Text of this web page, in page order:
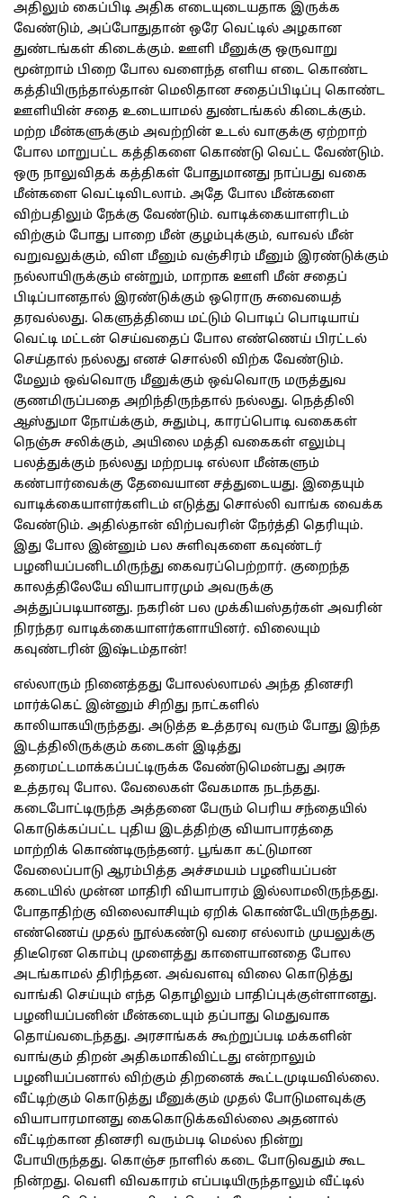
அதிலும் கைப்பிடி அதிக எடையுடையதாக இருக்க
வேண்டும், அப்போதுதான் ஒரே வெட்டில் அழகான
துண்டங்கள் கிடைக்கும். ஊளி மீனுக்கு ஒருவாறு
மூன்றாம் பிறை போல வளைந்த எளிய எடை கொண்ட
கத்தியிருந்தால்தான் மெலிதான சதைப்பிடிப்பு கொண்ட
ஊளியின் சதை உடையாமல் துண்டங்கல் கிடைக்கும்.
மற்ற மீன்களுக்கும் அவற்றின் உடல் வாகுக்கு ஏற்றாற்
போல மாறுபட்ட கத்திகளை கொண்டு வெட்ட வேண்டும்.
ஒரு நாலுவிதக் கத்திகள் போதுமானது நாப்பது வகை
மீன்களை வெட்டிவிடலாம். அதே போல மீன்களை
விற்பதிலும் நேக்கு வேண்டும். வாடிக்கையாளரிடம்
விற்கும் போது பாறை மீன் குழம்புக்கும், வாவல் மீன்
வறுவலுக்கும், விள மீனும் வஞ்சிரம் மீனும் இரண்டுக்கும்
நல்லாயிருக்கும் என்றும், மாறாக ஊளி மீன் சதைப்
பிடிப்பானதால் இரண்டுக்கும் ஒரொரு சுவையைத்
தரவல்லது. கெளுத்தியை மட்டும் பொடிப் பொடியாய்
வெட்டி மட்டன் செய்வதைப் போல எண்ணெய் பிரட்டல்
செய்தால் நல்லது எனச் சொல்லி விற்க வேண்டும்.
மேலும் ஒவ்வொரு மீனுக்கும் ஒவ்வொரு மருத்துவ
குணமிருப்பதை அறிந்திருந்தால் நல்லது. நெத்திலி
ஆஸ்துமா நோய்க்கும், சுதும்பு, காரப்பொடி வகைகள்
நெஞ்சு சலிக்கும், அயிலை மத்தி வகைகள் எலும்பு
பலத்துக்கும் நல்லது மற்றபடி எல்லா மீன்களும்
கண்பார்வைக்கு தேவையான சத்துடையது. இதையும்
வாடிக்கையாளர்களிடம் எடுத்து சொல்லி வாங்க வைக்க
வேண்டும். அதில்தான் விற்பவரின் நேர்த்தி தெரியும்.
இது போல இன்னும் பல சுளிவுகளை கவுண்டர்
பழனியப்பனிடமிருந்து கைவரப்பெற்றார். குறைந்த
காலத்திலேயே வியாபாரமும் அவருக்கு
அத்துப்படியானது. நகரின் பல முக்கியஸ்தர்கள் அவரின்
நிரந்தர வாடிக்கையாளர்களாயினர். விலையும்
கவுண்டரின் இஷ்டம்தான்!
எல்லாரும் நினைத்தது போலல்லாமல் அந்த தினசரி
மார்க்கெட் இன்னும் சிறிது நாட்களில்
காலியாகயிருந்தது. அடுத்த உத்தரவு வரும் போது இந்த
இடத்திலிருக்கும் கடைகள் இடித்து
தரைமட்டமாக்கப்பட்டிருக்க வேண்டுமென்பது அரசு
உத்தரவு போல. வேலைகள் வேகமாக நடந்தது.
கடைபோட்டிருந்த அத்தனை பேரும் பெரிய சந்தையில்
கொடுக்கப்பட்ட புதிய இடத்திற்கு வியாபாரத்தை
மாற்றிக் கொண்டிருந்தனர். பூங்கா கட்டுமான
வேலைப்பாடு ஆரம்பித்த அச்சமயம் பழனியப்பன்
கடையில் முன்ன மாதிரி வியாபாரம் இல்லாமலிருந்தது.
போதாதிற்கு விலைவாசியும் ஏறிக் கொண்டேயிருந்தது.
எண்ணெய் முதல் நூல்கண்டு வரை எல்லாம் முயலுக்கு
திடீரென கொம்பு முளைத்து காளையானதை போல
அடங்காமல் திரிந்தன. அவ்வளவு விலை கொடுத்து
வாங்கி செய்யும் எந்த தொழிலும் பாதிப்புக்குள்ளானது.
பழனியப்பனின் மீன்கடையும் தப்பாது மெதுவாக
தொய்வடைந்தது. அரசாங்கக் கூற்றுப்படி மக்களின்
வாங்கும் திறன் அதிகமாகிவிட்டது என்றாலும்
பழனியப்பனால் விற்கும் திறனைக் கூட்டமுடியவில்லை.
வீட்டிற்கும் கொடுத்து மீனுக்கும் முதல் போடுமளவுக்கு
வியாபாரமானது கைகொடுக்கவில்லை அதனால்
வீட்டிற்கான தினசரி வரும்படி மெல்ல நின்று
போயிருந்தது. கொஞ்ச நாளில் கடை போடுவதும் கூட
நின்றது. வெளி விவகாரம் எப்படியிருந்தாலும் வீட்டில்